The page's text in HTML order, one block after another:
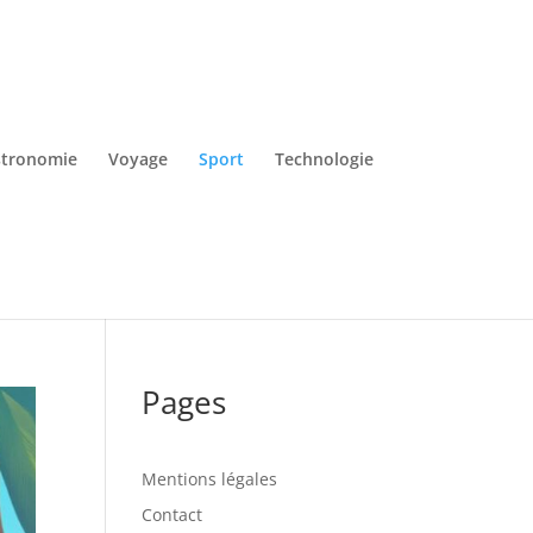
Voyage Sport Technologie
Pages
Mentions légales
Contact